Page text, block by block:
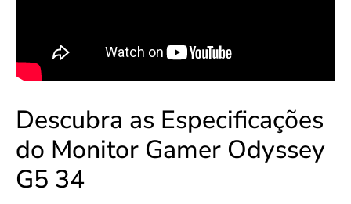
Descubra as Especificações
do Monitor Gamer Odyssey
G5 34